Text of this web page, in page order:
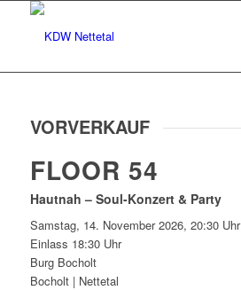
VORVERKAUF
FLOOR 54
Hautnah – Soul-Konzert & Party
Samstag, 14. November 2026, 20:30 Uhr
Einlass 18:30 Uhr
Burg Bocholt
Bocholt | Nettetal